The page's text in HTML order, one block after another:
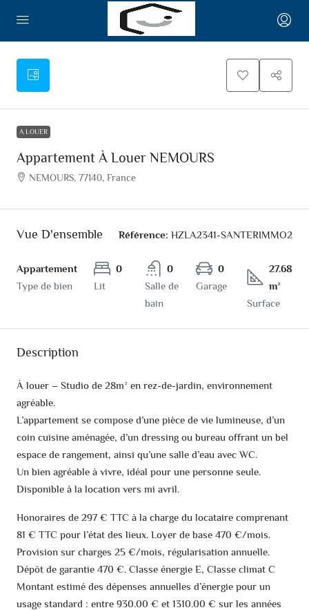
A LOUER
Appartement À Louer NEMOURS
NEMOURS, 77140, France
Vue D'ensemble Référence: HZLA2341-SANTERIMMO2
Appartement
Type de bien
0
Lit
0
Salle de
bain
0
Garage
27.68
m²
Surface
Description
À louer – Studio de 28m² en rez-de-jardin, environnement
agréable.
L’appartement se compose d’une pièce de vie lumineuse, d’un
coin cuisine aménagée, d’un dressing ou bureau offrant un bel
espace de rangement, ainsi qu’une salle d’eau avec WC.
Un bien agréable à vivre, idéal pour une personne seule.
Disponible à la location vers mi avril.
Honoraires de 297 € TTC à la charge du locataire comprenant
81 € TTC pour l’état des lieux. Loyer de base 470 €/mois.
Provision sur charges 25 €/mois, régularisation annuelle.
Dépôt de garantie 470 €. Classe énergie E, Classe climat C
Montant estimé des dépenses annuelles d’énergie pour un
usage standard : entre 930.00 € et 1310.00 € sur les années